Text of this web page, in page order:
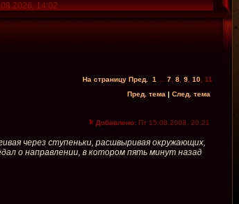
14:02
На страницу Пред. 1 7 8 9 10 11
Пред. тема | След. тема
Добавлено: Пт 15.08.2008, 20:21
через ступеньки, расшвыривая окружающих,
о направлении, в котором пять минут назад